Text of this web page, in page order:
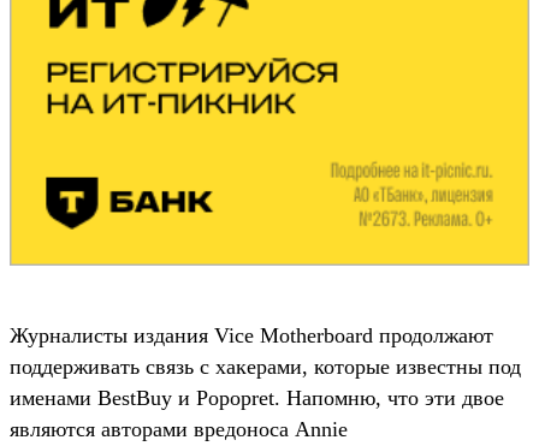
Журналисты издания Vice Motherboard продолжают
поддерживать связь с хакерами, которые известны под
именами BestBuy и Popopret. Напомню, что эти двое
являются авторами вредоноса Annie